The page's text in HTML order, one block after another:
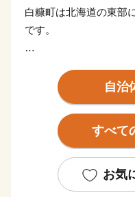
白糠町は北海道の東部
です。
り、１年を通じて様々
しゃもや毛がに、柳だ
とし全国から引き合い
恵まれた漁場にある本
しそを使った焼酎と言
自治
すべて
お気